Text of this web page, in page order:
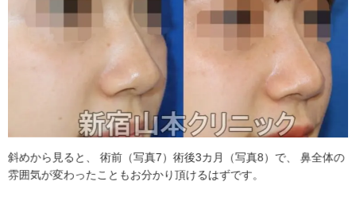
斜めから見ると、 術前（写真7）術後3カ月（写真8）で、 鼻全体の
雰囲気が変わったこともお分かり頂けるはずです。